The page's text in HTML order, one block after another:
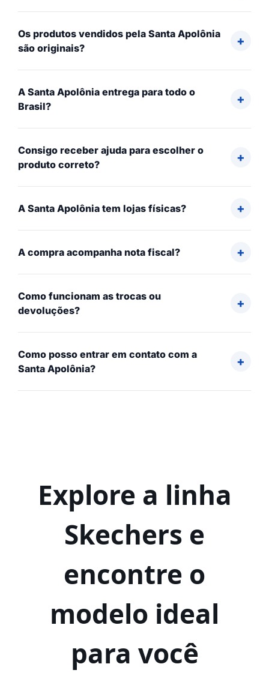
Os produtos vendidos pela Santa Apolônia
são originais?
A Santa Apolônia entrega para todo o
Brasil?
Consigo receber ajuda para escolher o
produto correto?
A Santa Apolônia tem lojas físicas?
A compra acompanha nota fiscal?
Como funcionam as trocas ou
devoluções?
Como posso entrar em contato com a
Santa Apolônia?
Explore a linha
Skechers e
encontre o
modelo ideal
para você